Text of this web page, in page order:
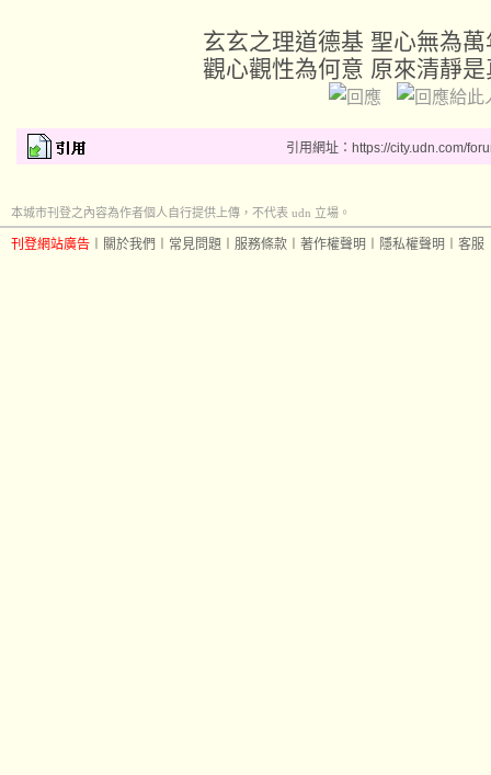
玄玄之理道德基 聖心無為萬
觀心觀性為何意 原來清靜是
引用網址：https://city.udn.com/
本城市刊登之內容為作者個人自行提供上傳，不代表 udn 立場。
刊登網站廣告 關於我們 常見問題 服務條款 著作權聲明 隱私權聲明 客服